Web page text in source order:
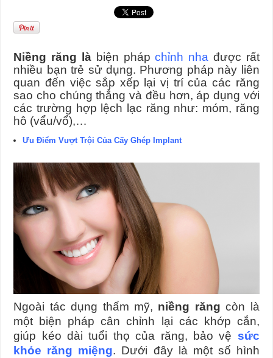
Niềng răng làbiện phápchỉnh nha được rất
nhiều bạn trẻ sử dụng. Phương pháp này liên
quan đến việc sắp xếp lại vị trí của các răng
sao cho chúng thẳng và đều hơn, áp dụng với
các trường hợp lệch lạc răng như: móm, răng
hô (vẩu/vổ),…
Ưu Điểm Vượt Trội Của Cấy Ghép Implant
Ngoài tác dụng thẩm mỹ, niềng răng còn là
một biện pháp cân chỉnh lại các khớp cắn,
giúp kéo dài tuổi thọ của răng, bảo vệ sức
khỏe răng miệng. Dưới đây là một số hình